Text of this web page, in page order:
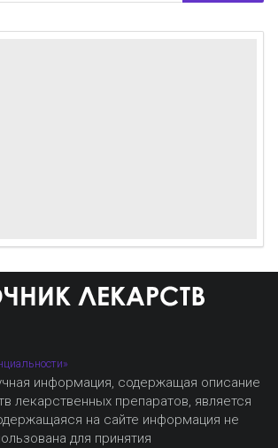
информация, содержащая описание
лекарственных препаратов, является
на сайте информация не
для принятия